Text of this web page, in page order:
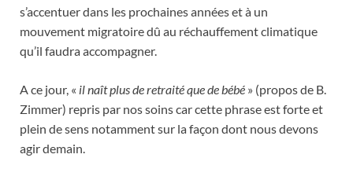
s’accentuer dans les prochaines années et à un
mouvement migratoire dû au réchauffement climatique
qu’il faudra accompagner.
A ce jour, « il naît plus de retraité que de bébé » (propos de B.
Zimmer) repris par nos soins car cette phrase est forte et
plein de sens notamment sur la façon dont nous devons
agir demain.